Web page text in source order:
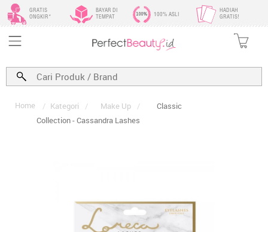
GRATIS
ONGKIR*
BAYAR DI
TEMPAT
100% ASLI
HADIAH
GRATIS!
Home / Kategori / Make Up /
Classic
Collection - Cassandra Lashes